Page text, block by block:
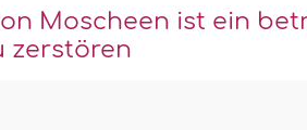
Moscheen ist ein
zerstören